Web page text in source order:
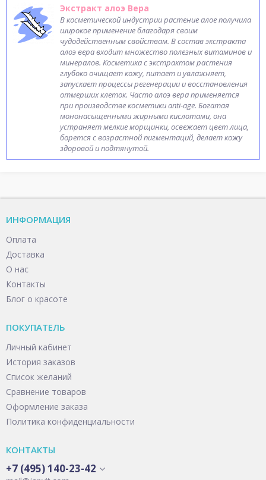
Экстракт алоэ Вера
В косметической индустрии растение алое получила
широкое применение благодаря своим
чудодейственным свойствам. В состав экстракта
алоэ вера входит множество полезных витаминов и
минералов. Косметика с экстрактом растения
глубоко очищает кожу, питает и увлажняет,
запускает процессы регенерации и восстановления
отмерших клеток. Часто алоэ вера применяется
при производстве косметики anti-age. Богатая
мононасыщенными жирными кислотами, она
устраняет мелкие морщинки, освежает цвет лица,
борется с возрастной пигментаций, делает кожу
здоровой и подтянутой.
ИНФОРМАЦИЯ
Оплата
Доставка
О нас
Контакты
Блог о красоте
ПОКУПАТЕЛЬ
Личный кабинет
История заказов
Список желаний
Сравнение товаров
Оформление заказа
Политика конфиденциальности
КОНТАКТЫ
+7 (495) 140-23-42